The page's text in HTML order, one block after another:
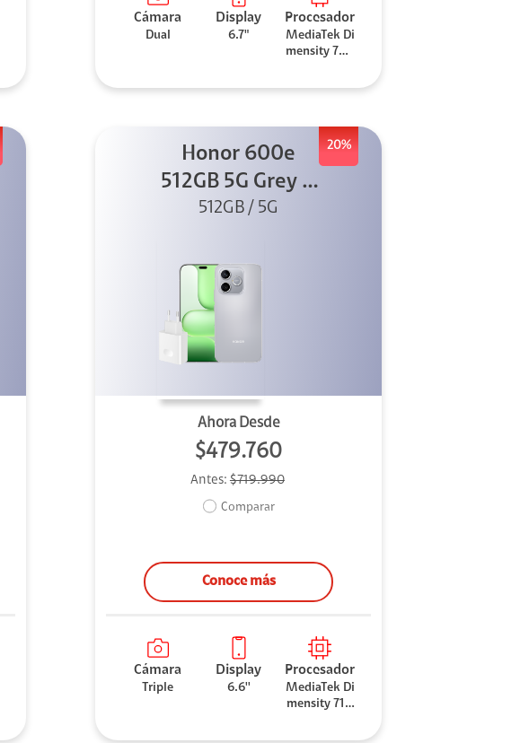
Cámara
Dual
Display
6.7"
Procesador
MediaTek Di
mensity 706
20%
Honor 600e
512GB 5G Grey +
45W
512GB / 5G
Ahora Desde
$479.760
Antes: $719.990
Comparar
Conoce más
Cámara
Triple
Display
6.6''
Procesador
MediaTek Di
mensity 710